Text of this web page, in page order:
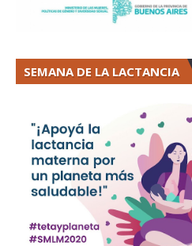
SEMANA DE LA LACTANCIA